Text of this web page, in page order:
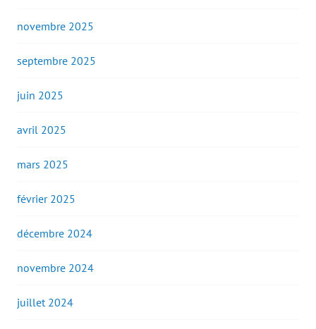
novembre 2025
septembre 2025
juin 2025
avril 2025
mars 2025
février 2025
décembre 2024
novembre 2024
juillet 2024